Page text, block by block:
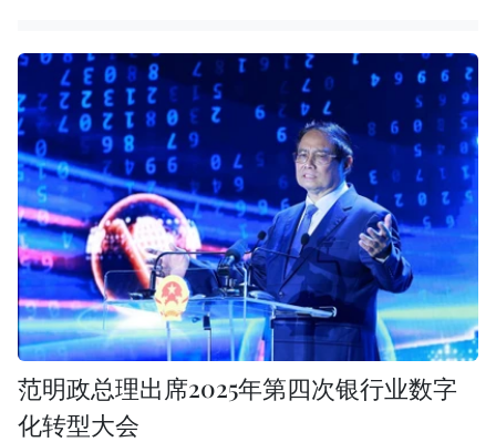
范明政总理出席2025年第四次银行业数字
化转型大会